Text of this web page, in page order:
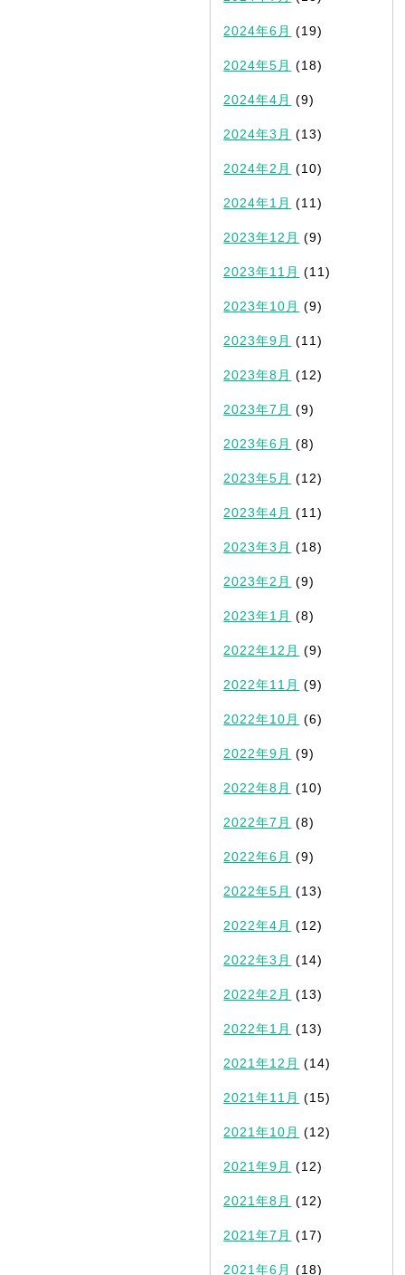
2024年6月 (19)
2024年5月 (18)
2024年4月 (9)
2024年3月 (13)
2024年2月 (10)
2024年1月 (11)
2023年12月 (9)
2023年11月 (11)
2023年10月 (9)
2023年9月 (11)
2023年8月 (12)
2023年7月 (9)
2023年6月 (8)
2023年5月 (12)
2023年4月 (11)
2023年3月 (18)
2023年2月 (9)
2023年1月 (8)
2022年12月 (9)
2022年11月 (9)
2022年10月 (6)
2022年9月 (9)
2022年8月 (10)
2022年7月 (8)
2022年6月 (9)
2022年5月 (13)
2022年4月 (12)
2022年3月 (14)
2022年2月 (13)
2022年1月 (13)
2021年12月 (14)
2021年11月 (15)
2021年10月 (12)
2021年9月 (12)
2021年8月 (12)
2021年7月 (17)
2021年6月 (18)